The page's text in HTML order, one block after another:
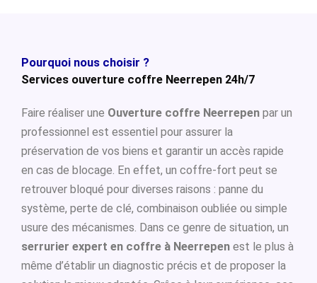
Pourquoi nous choisir ?
Services ouverture coffre Neerrepen 24h/7
Faire réaliser une Ouverture coffre Neerrepen par un
professionnel est essentiel pour assurer la
préservation de vos biens et garantir un accès rapide
en cas de blocage. En effet, un coffre-fort peut se
retrouver bloqué pour diverses raisons : panne du
système, perte de clé, combinaison oubliée ou simple
usure des mécanismes. Dans ce genre de situation, un
serrurier expert en coffre à Neerrepen est le plus à
même d’établir un diagnostic précis et de proposer la